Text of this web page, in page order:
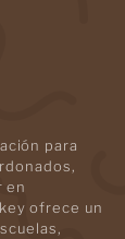
para
en
ofrece un